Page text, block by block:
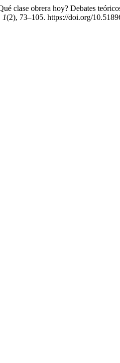
clase obrera hoy? Debates
1(2), 73–105. https://doi.org/